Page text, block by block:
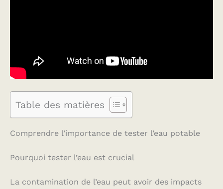
Table des matières
Comprendre l’importance de tester l’eau potable
Pourquoi tester l’eau est crucial
La contamination de l’eau peut avoir des impacts